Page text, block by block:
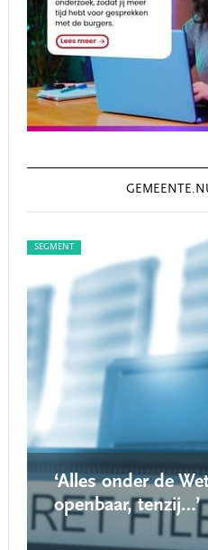
SEGMENT
‘Alles onder de
openbaar, tenzij…’